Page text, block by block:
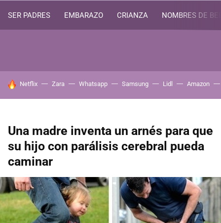
SER PADRES EMBARAZO CRIANZA NOMBRES DE
HOY SE HABLA DE
Netflix Zara Whatsapp Samsung Lidl Amazon
Una madre inventa un arnés para que
su hijo con parálisis cerebral pueda
caminar